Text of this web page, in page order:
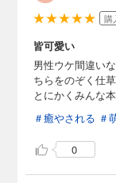
購
皆可愛い
男性ウケ間違い
ちらをのぞく仕
とにかくみんな
＃癒やされる ＃
0